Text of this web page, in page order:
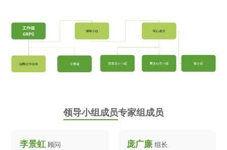
领导小组成员专家组成员
李景虹 顾问 庞广廉 组长